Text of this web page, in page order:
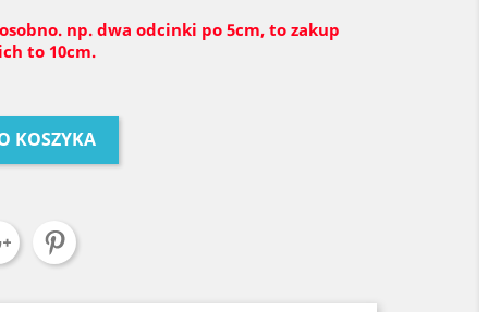
np. dwa odcinki po 5cm, to zakup
to 10cm.
KOSZYKA